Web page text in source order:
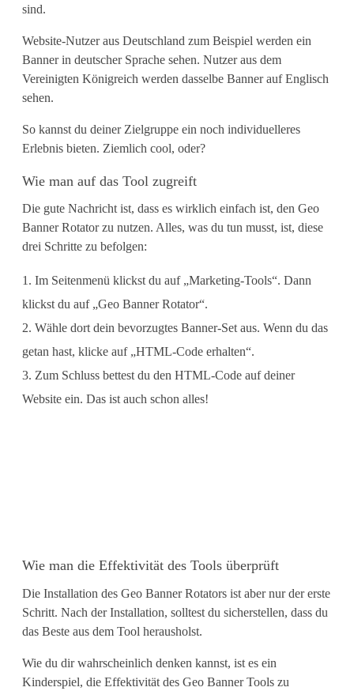
i
n
n
e
u
s
M
a
r
k
e
t
i
o
l
f
r
sind.
Website-Nutzer aus Deutschland zum Beispiel werden ein
Banner in deutscher Sprache sehen. Nutzer aus dem
Vereinigten Königreich werden dasselbe Banner auf Englisch
sehen.
So kannst du deiner Zielgruppe ein noch individuelleres
Erlebnis bieten. Ziemlich cool, oder?
Wie man auf das Tool zugreift
Die gute Nachricht ist, dass es wirklich einfach ist, den Geo
Banner Rotator zu nutzen. Alles, was du tun musst, ist, diese
drei Schritte zu befolgen:
Im Seitenmenü klickst du auf „Marketing-Tools“. Dann
klickst du auf „Geo Banner Rotator“.
Wähle dort dein bevorzugtes Banner-Set aus. Wenn du das
getan hast, klicke auf „HTML-Code erhalten“.
Zum Schluss bettest du den HTML-Code auf deiner
Website ein. Das ist auch schon alles!
Wie man die Effektivität des Tools überprüft
Die Installation des Geo Banner Rotators ist aber nur der erste
Schritt. Nach der Installation, solltest du sicherstellen, dass du
das Beste aus dem Tool herausholst.
Wie du dir wahrscheinlich denken kannst, ist es ein
Kinderspiel, die Effektivität des Geo Banner Tools zu